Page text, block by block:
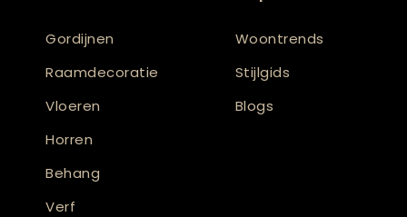
Gordijnen
Raamdecoratie
Vloeren
Horren
Behang
Verf
Woontrends
Stijlgids
Blogs